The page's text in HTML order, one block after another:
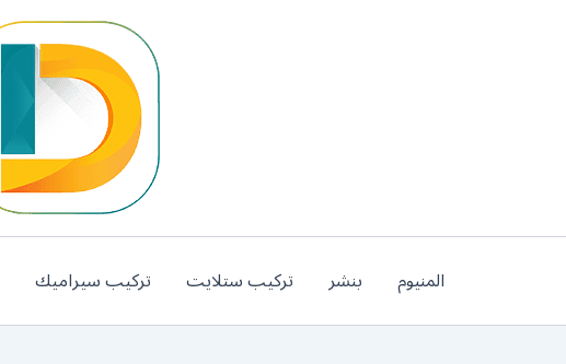
المنيوم بنشر تركيب ستلايت تركيب سيراميك